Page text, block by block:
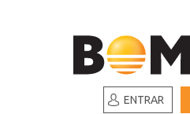
ENTRAR